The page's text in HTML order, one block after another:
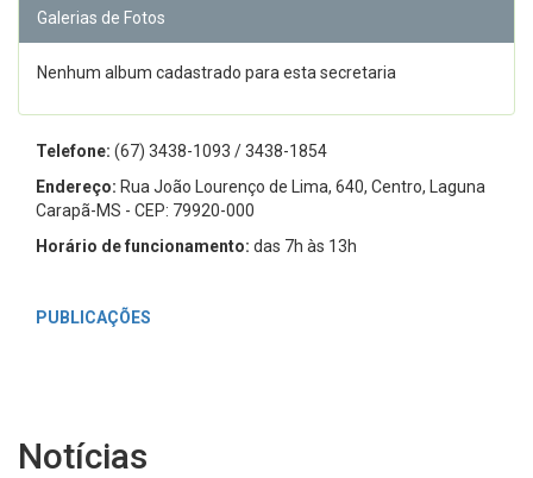
Galerias de Fotos
Nenhum album cadastrado para esta secretaria
Telefone: (67) 3438-1093 / 3438-1854
Endereço: Rua João Lourenço de Lima, 640, Centro, Laguna
Carapã-MS - CEP: 79920-000
Horário de funcionamento: das 7h às 13h
PUBLICAÇÕES
Notícias